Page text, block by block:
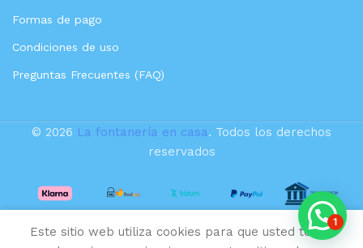
Formas de pago
Condiciones de uso
Preguntas Frecuentes (FAQ)
© 2026 La fontanería en casa. Todos los derechos
reservados
Este sitio web utiliza cookies para que usted tenga
VALAZ Barra
de ducha
redonda
194,35€
1